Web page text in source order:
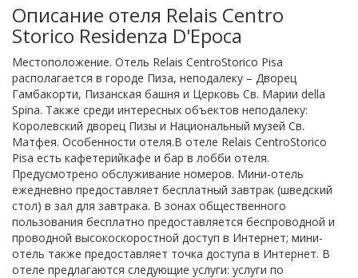
Описание отеля Relais Centro
Storico Residenza D'Epoca
Местоположение. Отель Relais CentroStorico Pisa
располагается в городе Пиза, неподалеку – Дворец
Гамбакорти, Пизанская башня и Церковь Св. Марии della
Spina. Также среди интересных объектов неподалеку:
Королевский дворец Пизы и Национальный музей Св.
Матфея. Особенности отеля.В отеле Relais CentroStorico
Pisa есть кафетерийкафе и бар в лобби отеля.
Предусмотрено обслуживание номеров. Мини-отель
ежедневно предоставляет бесплатный завтрак (шведский
стол) в зал для завтрака. В зонах общественного
пользования бесплатно предоставляется беспроводной и
проводной высокоскоростной доступ в Интернет; мини-
отель также предоставляет точка доступа в Интернет. В
отеле предлагаются следующие услуги: услуги по